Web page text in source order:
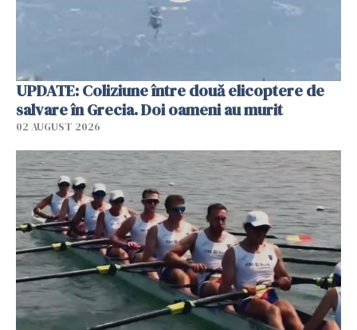
UPDATE: Coliziune între două elicoptere de
salvare în Grecia. Doi oameni au murit
02 AUGUST 2026